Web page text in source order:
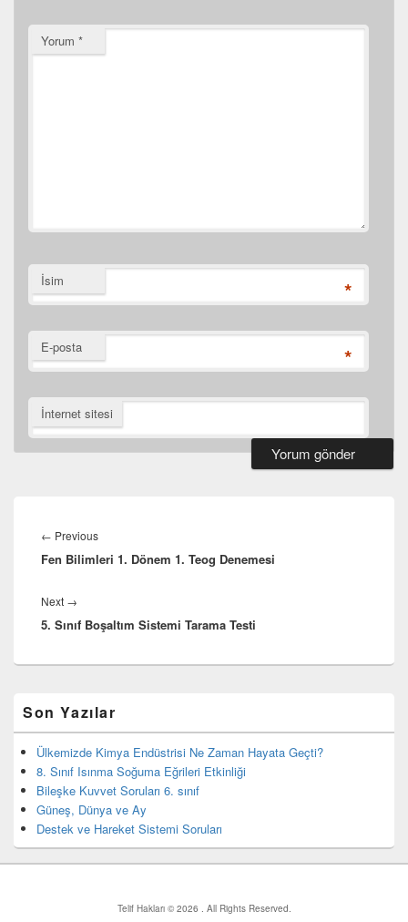
Yorum *
İsim *
E-posta *
İnternet sitesi
gezinmesi
← PreviousPrevious
post:
Fen Bilimleri 1. Dönem 1. Teog Denemesi
Next →
post:
5. Sınıf Boşaltım Sistemi Tarama Testi
yan
bar
eklenti
bölgesi
Son Yazılar
Ülkemizde Kimya Endüstrisi Ne Zaman Hayata Geçti?
8. Sınıf Isınma Soğuma Eğrileri Etkinliği
Bileşke Kuvvet Soruları 6. sınıf
Güneş, Dünya ve Ay
Destek ve Hareket Sistemi Soruları
Telif Hakları © 2026 . All Rights Reserved.